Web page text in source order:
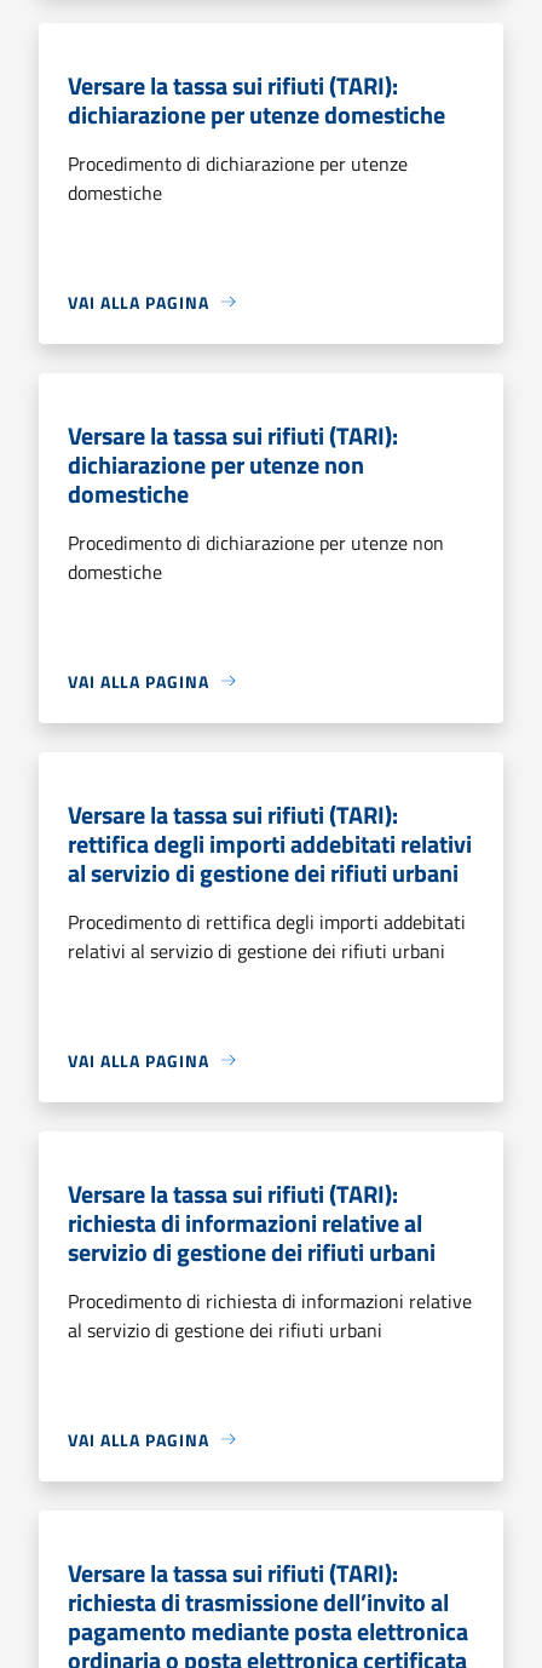
Versare la tassa sui rifiuti (TARI):
dichiarazione per utenze domestiche
Procedimento di dichiarazione per utenze
domestiche
VAI ALLA PAGINA
Versare la tassa sui rifiuti (TARI):
dichiarazione per utenze non
domestiche
Procedimento di dichiarazione per utenze non
domestiche
VAI ALLA PAGINA
Versare la tassa sui rifiuti (TARI):
rettifica degli importi addebitati relativi
al servizio di gestione dei rifiuti urbani
Procedimento di rettifica degli importi addebitati
relativi al servizio di gestione dei rifiuti urbani
VAI ALLA PAGINA
Versare la tassa sui rifiuti (TARI):
richiesta di informazioni relative al
servizio di gestione dei rifiuti urbani
Procedimento di richiesta di informazioni relative
al servizio di gestione dei rifiuti urbani
VAI ALLA PAGINA
Versare la tassa sui rifiuti (TARI):
richiesta di trasmissione dell’invito al
pagamento mediante posta elettronica
ordinaria o posta elettronica certificata